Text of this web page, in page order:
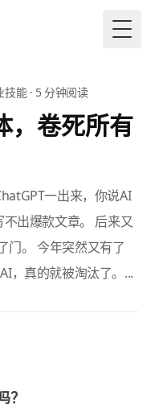
技能· 5分钟阅读
，卷死所有
一出来，你说AI
出爆款文章。 后来又
门。 今年突然又有了
，真的就被淘汰了。...
？